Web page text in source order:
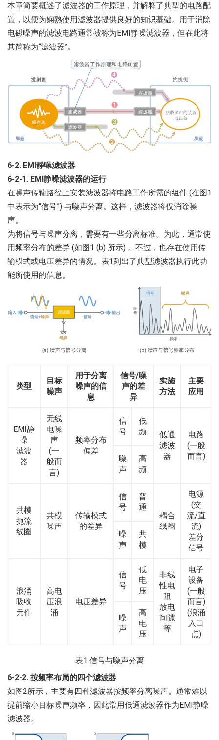
本章简要概述了滤波器的工作原理，并解释了典型的电路配
置，以便为娴熟使用滤波器提供良好的知识基础。用于消除
电磁噪声的滤波电路通常被称为EMI静噪滤波器，但在此将
其简称为“滤波器”。
6-2. EMI静噪滤波器
6-2-1. EMI静噪滤波器的运行
在噪声传输路径上安装滤波器将电路工作所需的组件 (在图1
中表示为“信号”) 与噪声分离。这样，滤波器将仅消除噪
声。
为将信号与噪声分离，需要有一些分离标准。为此，通常使
用频率分布的差异 (如图1 (b) 所示) 。不过，也存在使用传
输模式或电压差异的情况。表1列出了典型滤波器执行此功
能所使用的信息。
类型
目标
噪声
用于分离
噪声的信
息
信号/噪
声的差
异
实施
方法
主要
应用
EMI静
噪
滤波
器
无线
电噪
声
(一
般而
言)
频率分布
偏差
信
号
低
频
低通
滤波
器
电路
(一般
而言)
噪
声
高
频
共模
扼流
线圈
共模
噪声
传输模式
的差异
信
号
普
通
耦合
线圈
电源
(交
流/直
流)
差分
信号
噪
声
共
模
浪涌
吸收
元件
高电
压浪
涌
电压差异
信
号
低
电
压
非线
性电
阻
放电
间隙
等
电子
设备
(一般
而言)
(浪涌
入口
点)
噪
声
高
电
压
表1 信号与噪声分离
6-2-2. 按频率布局的四个滤波器
如图2所示，主要有四种滤波器按频率分离噪声。通常难以
提前缩小目标噪声频率，因此常用低通滤波器作为EMI静噪
滤波器。